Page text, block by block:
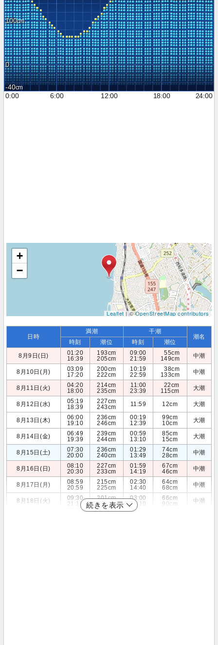
100
0
-40
0:00
6:00 12:00 18:00 24:00
+
−
Leaflet| ©OpenStreetMap contributors
日時
満潮 干潮
潮名
時刻 潮位 時刻
潮位
8月9日(日)
01:20
16:39
193cm
205cm
09:00
21:59
55cm
149cm
中潮
8月10日(月)
03:09
17:20
200cm
222cm
10:19
22:59
38cm
133cm
中潮
8月11日(火)
04:20
18:00
214cm
235cm
11:00
23:39
22cm
115cm
大潮
8月12日(水)
05:19
18:39
227cm
243cm
11:59 12cm 大潮
8月13日(木)
06:00
19:10
236cm
246cm
00:19
12:39
99cm
10cm
大潮
8月14日(金)
06:49
19:39
239cm
244cm
00:59
13:10
85cm
15cm
大潮
8月15日(土)
07:30
20:00
236cm
240cm
01:29
13:49
74cm
28cm
中潮
8月16日(日)
08:10
20:30
227cm
233cm
01:59
14:19
67cm
46cm
中潮
8月17日(月)
08:59
20:59
215cm
225cm
02:30
14:40
64cm
68cm
中潮
8月18日(火)
09:30
21:19
201cm
216cm
03:00
15:10
66cm
90cm
中潮
続きを表示